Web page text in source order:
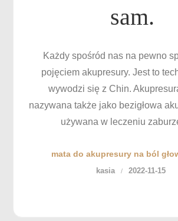
sam.
Każdy spośród nas na pewno
pojęciem akupresury. Jest to
wywodzi się z Chin.
nazywana także jako bezigłowa
używana w leczeniu
mata do akupresury na ból
kasia 2022-11-15